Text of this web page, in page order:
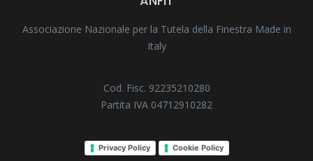
Associazione Nazionale per la Tutela della Finestra Made in
Italy
Cod. Fisc. 92235210280
Partita IVA 04712910282
Privacy Policy Cookie Policy